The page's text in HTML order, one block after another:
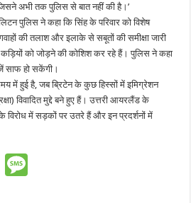
अभी तक पुलिस से बात नहीं की है।’
पुलिस ने कहा कि सिंह के परिवार को विशेष
की तलाश और इलाके से सबूतों की समीक्षा जारी
को जोड़ने की कोशिश कर रहे हैं। पुलिस ने कहा
साफ हो सकेंगी।
में हुई है, जब ब्रिटेन के कुछ हिस्सों में इमिग्रेशन
विवादित मुद्दे बने हुए हैं। उत्तरी आयरलैंड के
विरोध में सड़कों पर उतरे हैं और इन प्रदर्शनों में
W